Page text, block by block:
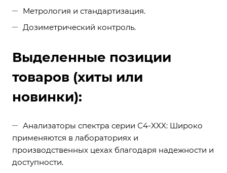
Метрология и стандартизация.
Дозиметрический контроль.
Выделенные позиции
товаров (хиты или
новинки):
Анализаторы спектра серии С4-XXX: Широко
применяются в лабораториях и
производственных цехах благодаря надежности и
доступности.